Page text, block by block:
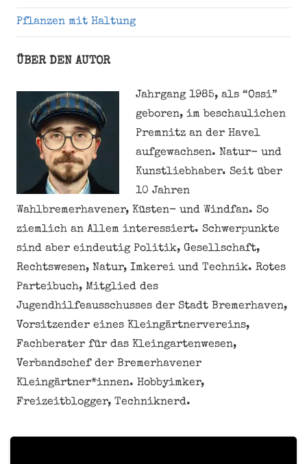
Pflanzen mit Haltung
ÜBER DEN AUTOR
Jahrgang 1985, als “Ossi”
geboren, im beschaulichen
Premnitz an der Havel
aufgewachsen. Natur- und
Kunstliebhaber. Seit über
10 Jahren
Wahlbremerhavener, Küsten- und Windfan. So
ziemlich an Allem interessiert. Schwerpunkte
sind aber eindeutig Politik, Gesellschaft,
Rechtswesen, Natur, Imkerei und Technik. Rotes
Parteibuch, Mitglied des
Jugendhilfeausschusses der Stadt Bremerhaven,
Vorsitzender eines Kleingärtnervereins,
Fachberater für das Kleingartenwesen,
Verbandschef der Bremerhavener
Kleingärtner*innen. Hobbyimker,
Freizeitblogger, Techniknerd.